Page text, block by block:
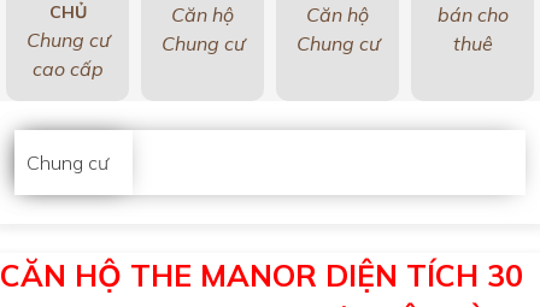
CHỦ
Chung cư
cao cấp
Căn hộ
Chung cư
Căn hộ
Chung cư
bán cho
thuê
Chung cư
CĂN HỘ THE MANOR DIỆN TÍCH 30